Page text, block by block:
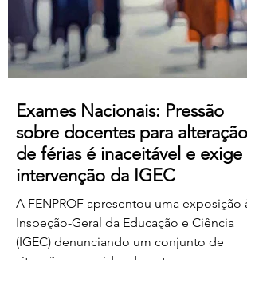
retroativos a janeiro de 2026, embora ai
Exames Nacionais: Pressão
sobre docentes para alteração
de férias é inaceitável e exige
intervenção da IGEC
A FENPROF apresentou uma exposição à
Inspeção-Geral da Educação e Ciência
(IGEC) denunciando um conjunto de
situações ocorridas durante o processo